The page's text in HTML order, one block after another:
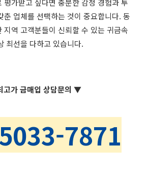
평가받고 싶다면 충분한 감정 경험과 투
춘 업체를 선택하는 것이 중요합니다. 동
지역 고객분들이 신뢰할 수 있는 귀금속
최선을 다하고 있습니다.
가 금매입 상담문의 ▼
7871